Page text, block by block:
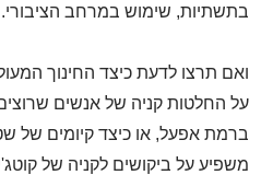
בתשתיות, שימוש במרחב הציבורי.
ואם תרצו לדעת כיצד החינוך
על החלטות קניה של אנשים שרוצים
ברמת אפעל, או כיצד קיומים של
משפיע על ביקושים לקניה של